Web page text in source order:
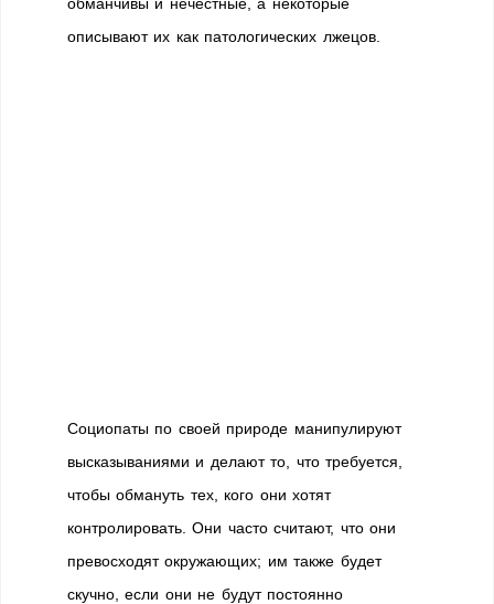
описывают их как патологических лжецов.
Социопаты по своей природе манипулируют
высказываниями и делают то, что требуется,
чтобы обмануть тех, кого они хотят
контролировать. Они часто считают, что они
превосходят окружающих; им также будет
скучно, если они не будут постоянно